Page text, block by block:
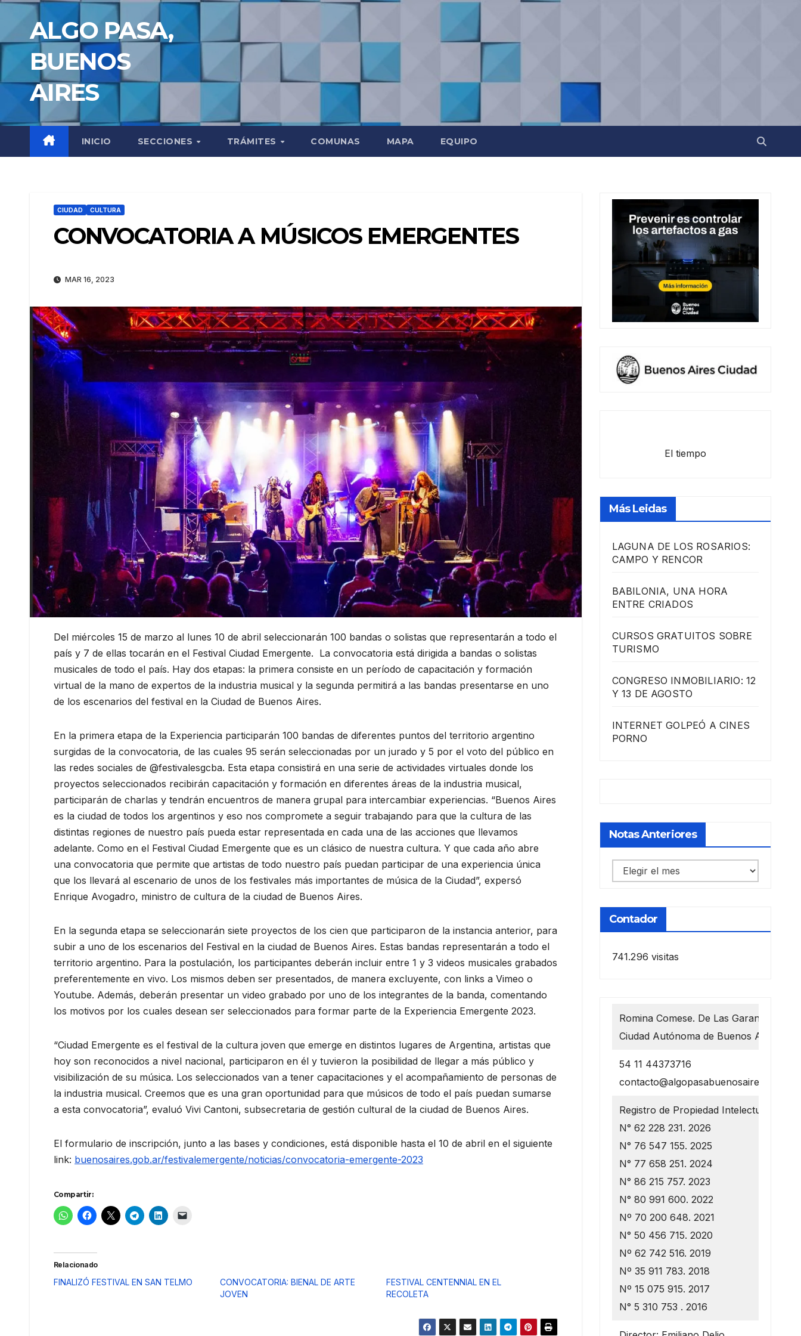
Saltar
contenidoALGO PASA,
BUENOS
AIRES
INICIO SECCIONES TRÁMITES COMUNAS MAPA EQUIPO
CIUDAD CULTURA
CONVOCATORIA A MÚSICOS EMERGENTES
MAR 16, 2023
Del miércoles 15 de marzo al lunes 10 de abril seleccionarán 100 bandas o solistas que representarán a todo el
país y 7 de ellas tocarán en el Festival Ciudad Emergente. La convocatoria está dirigida a bandas o solistas
musicales de todo el país. Hay dos etapas: la primera consiste en un período de capacitación y formación
virtual de la mano de expertos de la industria musical y la segunda permitirá a las bandas presentarse en uno
de los escenarios del festival en la Ciudad de Buenos Aires.
En la primera etapa de la Experiencia participarán 100 bandas de diferentes puntos del territorio argentino
surgidas de la convocatoria, de las cuales 95 serán seleccionadas por un jurado y 5 por el voto del público en
las redes sociales de @festivalesgcba. Esta etapa consistirá en una serie de actividades virtuales donde los
proyectos seleccionados recibirán capacitación y formación en diferentes áreas de la industria musical,
participarán de charlas y tendrán encuentros de manera grupal para intercambiar experiencias. “Buenos Aires
es la ciudad de todos los argentinos y eso nos compromete a seguir trabajando para que la cultura de las
distintas regiones de nuestro país pueda estar representada en cada una de las acciones que llevamos
adelante. Como en el Festival Ciudad Emergente que es un clásico de nuestra cultura. Y que cada año abre
una convocatoria que permite que artistas de todo nuestro país puedan participar de una experiencia única
que los llevará al escenario de unos de los festivales más importantes de música de la Ciudad”, expersó
Enrique Avogadro, ministro de cultura de la ciudad de Buenos Aires.
En la segunda etapa se seleccionarán siete proyectos de los cien que participaron de la instancia anterior, para
subir a uno de los escenarios del Festival en la ciudad de Buenos Aires. Estas bandas representarán a todo el
territorio argentino. Para la postulación, los participantes deberán incluir entre 1 y 3 videos musicales grabados
preferentemente en vivo. Los mismos deben ser presentados, de manera excluyente, con links a Vimeo o
Youtube. Además, deberán presentar un video grabado por uno de los integrantes de la banda, comentando
los motivos por los cuales desean ser seleccionados para formar parte de la Experiencia Emergente 2023.
“Ciudad Emergente es el festival de la cultura joven que emerge en distintos lugares de Argentina, artistas que
hoy son reconocidos a nivel nacional, participaron en él y tuvieron la posibilidad de llegar a más público y
visibilización de su música. Los seleccionados van a tener capacitaciones y el acompañamiento de personas de
la industria musical. Creemos que es una gran oportunidad para que músicos de todo el país puedan sumarse
a esta convocatoria”, evaluó Vivi Cantoni, subsecretaria de gestión cultural de la ciudad de Buenos Aires.
El formulario de inscripción, junto a las bases y condiciones, está disponible hasta el 10 de abril en el siguiente
link: buenosaires.gob.ar/festivalemergente/noticias/convocatoria-emergente-2023
Compartir:
Relacionado
FINALIZÓ FESTIVAL EN SAN TELMO
CONVOCATORIA: BIENAL DE ARTE
JOVEN
FESTIVAL CENTENNIAL EN EL
RECOLETA
El tiempo
Más Leidas
LAGUNA DE LOS ROSARIOS:
CAMPO Y RENCOR
BABILONIA, UNA HORA
ENTRE CRIADOS
CURSOS GRATUITOS SOBRE
TURISMO
CONGRESO INMOBILIARIO: 12
Y 13 DE AGOSTO
INTERNET GOLPEÓ A CINES
PORNO
Notas Anteriores
Notas
anteriores
Contador
741.296 visitas
Romina Comese. De Las Garantías 1218
Ciudad Autónoma de Buenos Aires
54 11 44373716
contacto@algopasabuenosaires.com.ar
Registro de Propiedad Intelectual
N° 62 228 231. 2026
N° 76 547 155. 2025
N° 77 658 251. 2024
N° 86 215 757. 2023
N° 80 991 600. 2022
Nº 70 200 648. 2021
N° 50 456 715. 2020
Nº 62 742 516. 2019
Nº 35 911 783. 2018
Nº 15 075 915. 2017
N° 5 310 753 . 2016